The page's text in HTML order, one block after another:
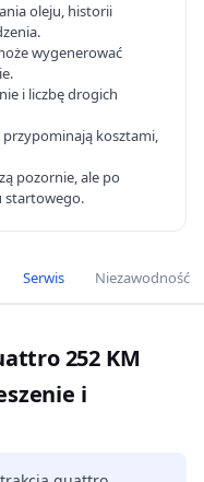
oleju, historii
wygenerować
i liczbę drogich
kosztami,
pozornie, ale po
startowego.
Serwis Niezawodność
252 KM
i